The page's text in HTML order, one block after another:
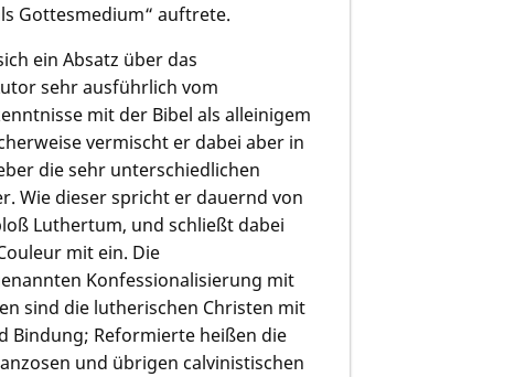
Gottesmedium“ auftrete.
ein Absatz über das
sehr ausführlich vom
mit der Bibel als alleinigem
vermischt er dabei aber in
die sehr unterschiedlichen
Wie dieser spricht er dauernd von
Luthertum, und schließt dabei
mit ein. Die
Konfessionalisierung mit
sind die lutherischen Christen mit
Bindung; Reformierte heißen die
und übrigen calvinistischen